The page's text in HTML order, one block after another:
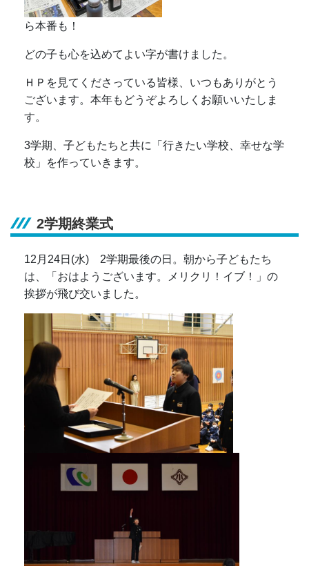
ら本番も！
どの子も心を込めてよい字が書けました。
ＨＰを見てくださっている皆様、いつもありがとう
ございます。本年もどうぞよろしくお願いいたしま
す。
3学期、子どもたちと共に「行きたい学校、幸せな学
校」を作っていきます。
2学期終業式
12月24日(水) 2学期最後の日。朝から子どもたち
は、「おはようございます。メリクリ！イブ！」の
挨拶が飛び交いました。